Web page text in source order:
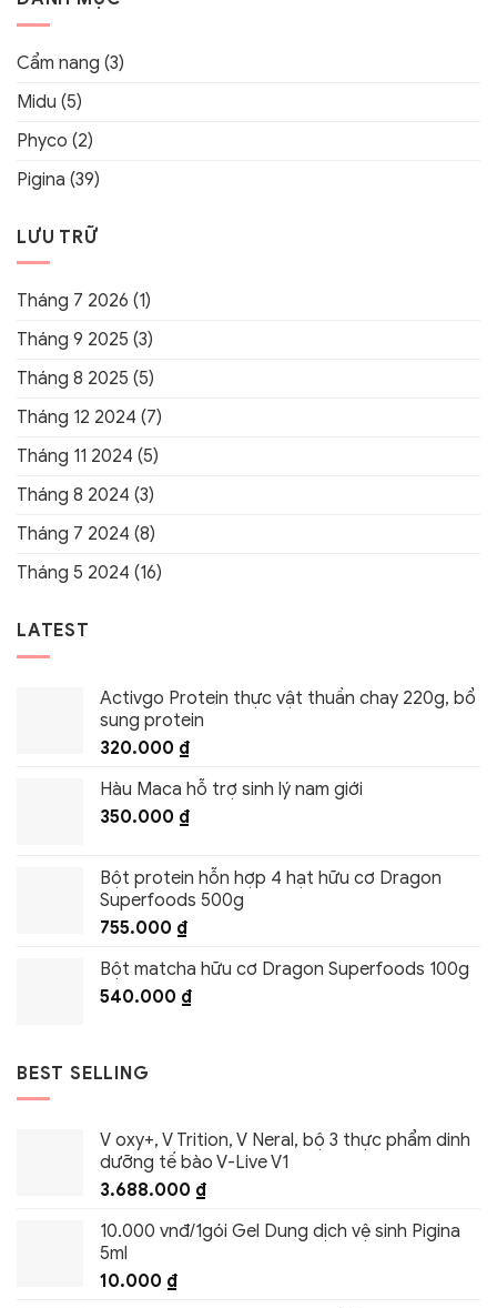
Cẩm nang (3)
Midu (5)
Phyco (2)
Pigina (39)
LƯU TRỮ
Tháng 7 2026 (1)
Tháng 9 2025 (3)
Tháng 8 2025 (5)
Tháng 12 2024 (7)
Tháng 11 2024 (5)
Tháng 8 2024 (3)
Tháng 7 2024 (8)
Tháng 5 2024 (16)
LATEST
Activgo Protein thực vật thuần chay 220g, bổ
sung protein
320.000 ₫
Hàu Maca hỗ trợ sinh lý nam giới
350.000 ₫
Bột protein hỗn hợp 4 hạt hữu cơ Dragon
Superfoods 500g
755.000 ₫
Bột matcha hữu cơ Dragon Superfoods 100g
540.000 ₫
BEST SELLING
V oxy+, V Trition, V Neral, bộ 3 thực phẩm dinh
dưỡng tế bào V-Live V1
3.688.000 ₫
10.000 vnđ/1gói Gel Dung dịch vệ sinh Pigina
5ml
10.000 ₫